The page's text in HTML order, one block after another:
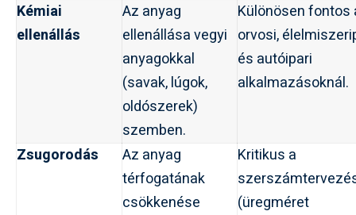
Kémiai
ellenállás
Az anyag
ellenállása vegyi
anyagokkal
(savak, lúgok,
oldószerek)
szemben.
Különösen fontos
orvosi,
és autóipari
alkalmazásoknál.
Zsugorodás
Az anyag
térfogatának
csökkenése
Kritikus a
(üregméret